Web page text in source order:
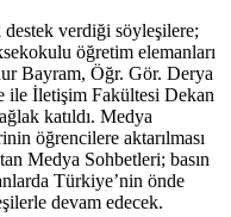
destek verdiği söyleşilere;
öğretim elemanları
Bayram, Öğr. Gör. Derya
ile İletişim Fakültesi Dekan
katıldı. Medya
öğrencilere aktarılması
Medya Sohbetleri; basın
Türkiye’nin önde
devam edecek.